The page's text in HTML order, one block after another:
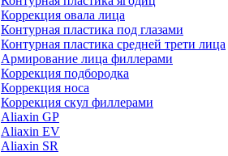
Коррекция овала лица
Контурная пластика под глазами
Контурная пластика средней трети лица
Армирование лица филлерами
Коррекция подбородка
Коррекция носа
Коррекция скул филлерами
Aliaxin GP
Aliaxin EV
Aliaxin SR